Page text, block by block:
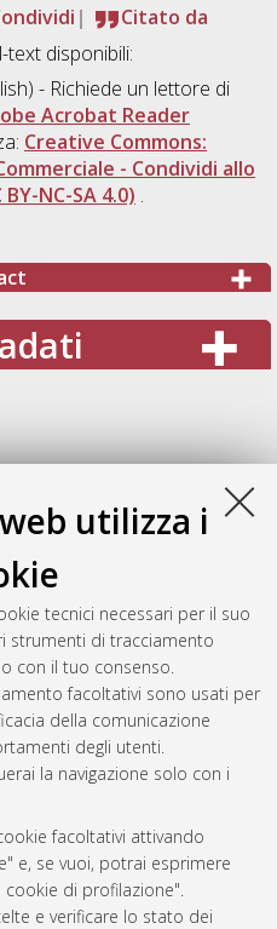
utilizza i
tecnici necessari per il suo
strumenti di tracciamento
con il tuo consenso.
facoltativi sono usati per
della comunicazione
degli utenti.
la navigazione solo con i
facoltativi attivando
e, se vuoi, potrai esprimere
cookie di profilazione".
e verificare lo stato dei
Citato da
text disponibili:
- Richiede un lettore di
Acrobat Reader
Creative Commons:
- Condividi allo
NC-SA 4.0) .